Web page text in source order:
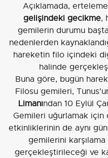
Açıklamada,
gelişindeki gecikme,
gemilerin durumu
nedenlerden
hareketin filo içindeki
halinde
Buna göre, bugün
Filosu gemileri,
Limanından 10 Eylül
Gemileri uğurlamak
etkinliklerinin de aynı
gemilerini
gerçekleştirileceği ve